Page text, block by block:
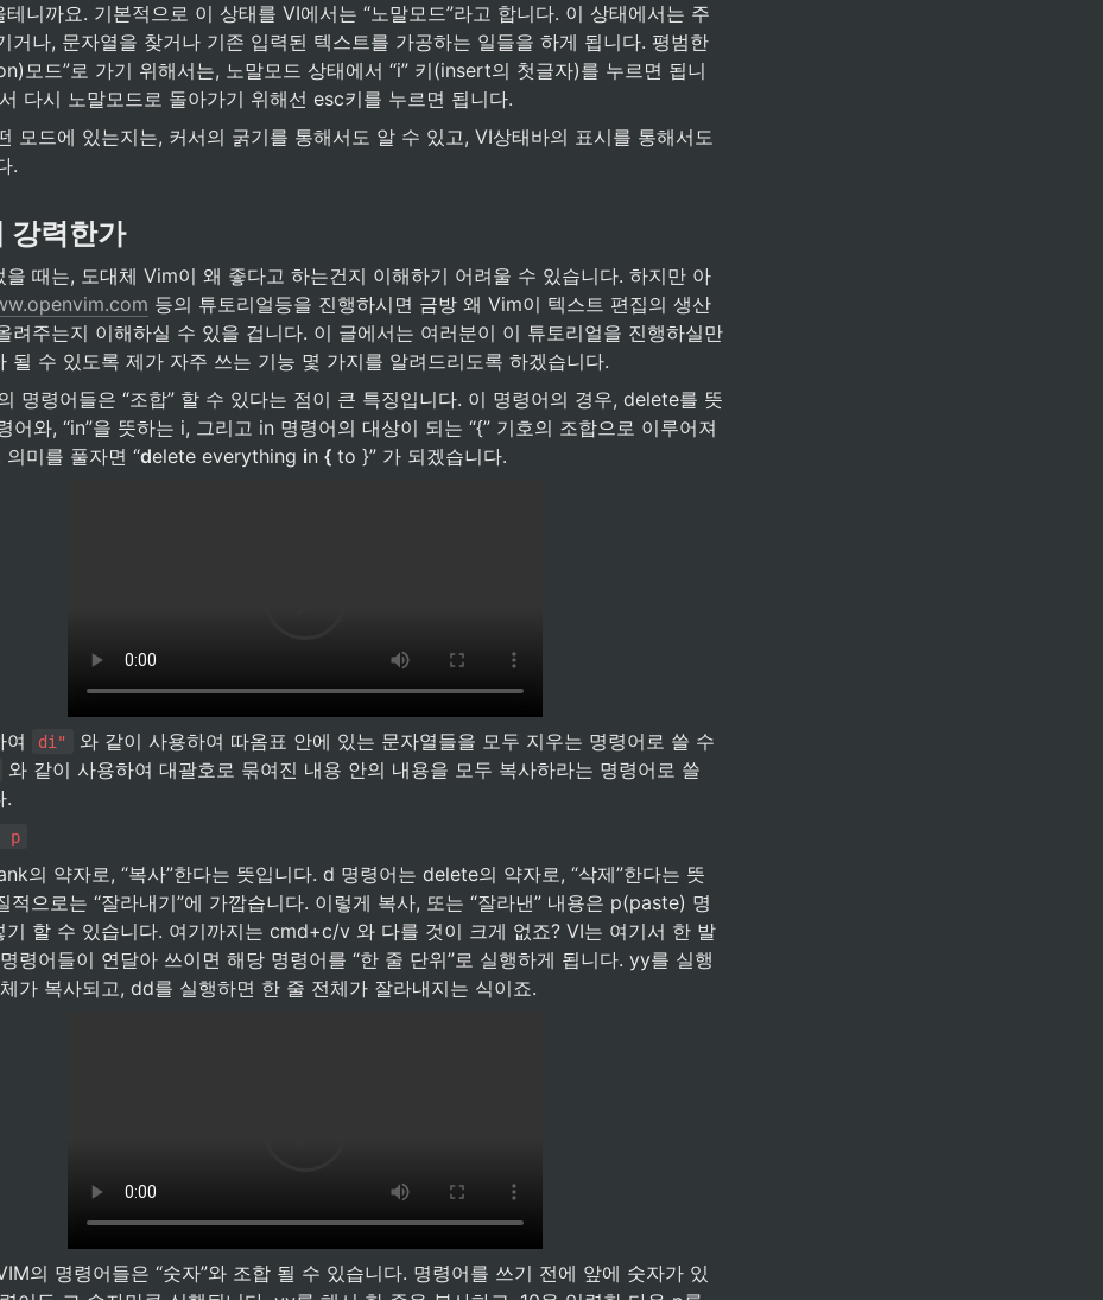
테니까요. 기본적으로 이 상태를 VI에서는 “노말모드”라고 합니다. 이 상태에서는 주
거나, 문자열을 찾거나 기존 입력된 텍스트를 가공하는 일들을 하게 됩니다. 평범한
모드”로 가기 위해서는, 노말모드 상태에서 “i” 키(insert의 첫글자)를 누르면 됩니
다시 노말모드로 돌아가기 위해선 esc키를 누르면 됩니다.
모드에 있는지는, 커서의 굵기를 통해서도 알 수 있고, VI상태바의 표시를 통해서도
.
강력한가
을 때는, 도대체 Vim이 왜 좋다고 하는건지 이해하기 어려울 수 있습니다. 하지만 아
등의 튜토리얼등을 진행하시면 금방 왜 Vim이 텍스트 편집의 생산
려주는지 이해하실 수 있을 겁니다. 이 글에서는 여러분이 이 튜토리얼을 진행하실만
될 수 있도록 제가 자주 쓰는 기능 몇 가지를 알려드리도록 하겠습니다.
명령어들은 “조합” 할 수 있다는 점이 큰 특징입니다. 이 명령어의 경우, delete를 뜻
어와, “in”을 뜻하는 i, 그리고 in 명령어의 대상이 되는 “{” 기호의 조합으로 이루어져
의미를 풀자면 “delete everything in { to }” 가 되겠습니다.
여 di"
와 같이 사용하여 따옴표 안에 있는 문자열들을 모두 지우는 명령어로 쓸 수
와 같이 사용하여 대괄호로 묶여진 내용 안의 내용을 모두 복사하라는 명령어로 쓸
.
p
의 약자로, “복사”한다는 뜻입니다. d 명령어는 delete의 약자로, “삭제”한다는 뜻
적으로는 “잘라내기”에 가깝습니다. 이렇게 복사, 또는 “잘라낸” 내용은 p(paste) 명
기 할 수 있습니다. 여기까지는 cmd+c/v 와 다를 것이 크게 없죠? VI는 여기서 한 발
령어들이 연달아 쓰이면 해당 명령어를 “한 줄 단위”로 실행하게 됩니다. yy를 실행
가 복사되고, dd를 실행하면 한 줄 전체가 잘라내지는 식이죠.
의 명령어들은 “숫자”와 조합 될 수 있습니다. 명령어를 쓰기 전에 앞에 숫자가 있